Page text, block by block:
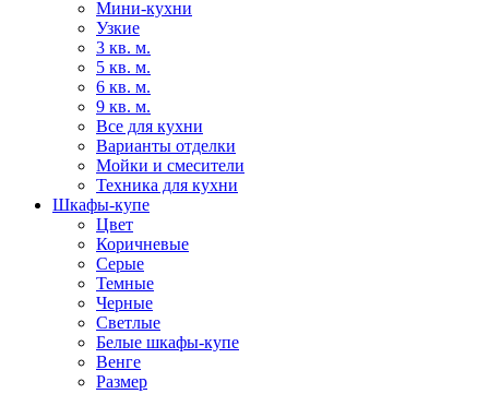
Мини-кухни
Узкие
3 кв. м.
5 кв. м.
6 кв. м.
9 кв. м.
Все для кухни
Варианты отделки
Мойки и смесители
Техника для кухни
Шкафы-купе
Цвет
Коричневые
Серые
Темные
Черные
Светлые
Белые шкафы-купе
Венге
Размер